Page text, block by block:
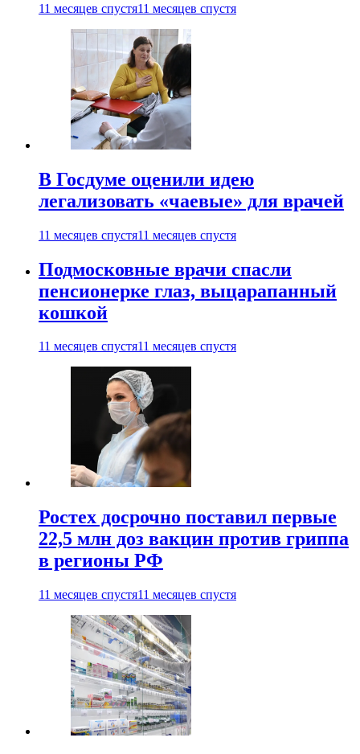
11 месяцев спустя11 месяцев спустя
В Госдуме оценили идею
легализовать «чаевые» для врачей
11 месяцев спустя11 месяцев спустя
Подмосковные врачи спасли
пенсионерке глаз, выцарапанный
кошкой
11 месяцев спустя11 месяцев спустя
Ростех досрочно поставил первые
22,5 млн доз вакцин против гриппа
в регионы РФ
11 месяцев спустя11 месяцев спустя